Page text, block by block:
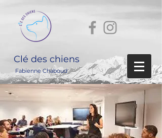
Clé des chiens
Fabienne Chaboud